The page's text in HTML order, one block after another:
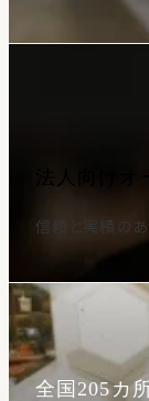
法人向けオ
信頼と実績の
全国205カ